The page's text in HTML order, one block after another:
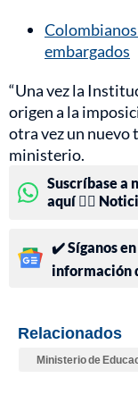
embargados
“Una vez la
origen a la
otra vez un nuevo
ministerio.
Suscríbase a
aquí 👉🏻
✔️ Síganos
información
Relacionados
Ministerio de